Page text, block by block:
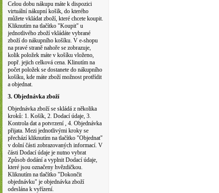
Celou dobu nákupu máte k dispozici
virtuální nákupní košík, do kterého
můžete vkládat zboží, které chcete koupit.
Kliknutím na tlačítko "Koupit" u
jednotlivého zboží vkládáte vybrané
zboží do nákupního košíku. V e-shopu
na pravé straně nahoře se zobrazuje,
kolik položek máte v košíku vloženo,
popř. jejich celková cena. Klinutím na
počet položek se dostanete do nákupního
košíku, kde máte zboží možnost protřídit
a objednat.
3. Objednávka zboží
Objednávka zboží se skládá z několika
kroků: 1. Košík, 2. Dodací údaje, 3.
Kontrola dat a potvrzení , 4. Objednávka
přijata. Mezi jednotlivými kroky se
přechází kliknutím na tlačítko "Objednat"
v dolní části zobrazovaných informací. V
části Dodací údaje je nutno vybrat
Způsob dodání a vyplnit Dodací údaje,
které jsou označeny hvězdičkou.
Kliknutím na tlačítko "Dokončit
objednávku" je objednávka zboží
odeslána k vyřízení.